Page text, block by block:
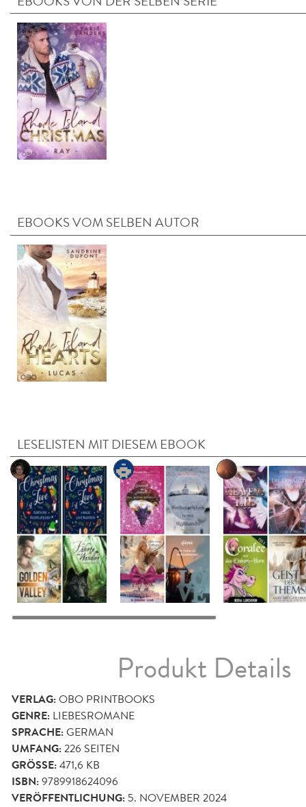
EBOOKS VOM SELBEN AUTOR
LESELISTEN MIT DIESEM EBOOK
Produkt Details
VERLAG:OBO PRINTBOOKS
GENRE: LIEBESROMANE
SPRACHE:GERMAN
UMFANG:226 SEITEN
GRÖSSE: 471,6 KB
ISBN:9789918624096
VERÖFFENTLICHUNG: 5. NOVEMBER 2024